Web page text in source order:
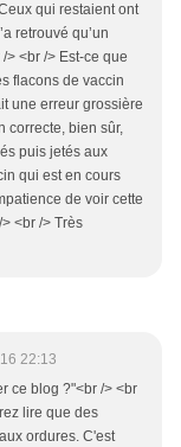
qui restaient ont
retrouvé qu’un
<br /> Est-ce que
flacons de vaccin
une erreur grossière
correcte, bien sûr,
puis jetés aux
qui est en cours
de voir cette
<br /> Très
22:13
ce blog ?"<br /> <br
lire que des
ordures. C'est